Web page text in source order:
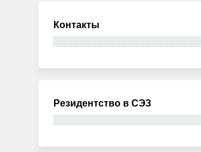
Контакты
Резидентство в СЭЗ